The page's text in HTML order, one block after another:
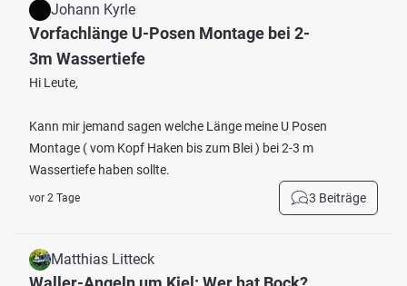
Johann Kyrle
Vorfachlänge U-Posen Montage bei 2-
3m Wassertiefe
Hi Leute,
Kann mir jemand sagen welche Länge meine U Posen
Montage ( vom Kopf Haken bis zum Blei ) bei 2-3 m
Wassertiefe haben sollte.
vor 2 Tage 3 Beiträge
Matthias Litteck